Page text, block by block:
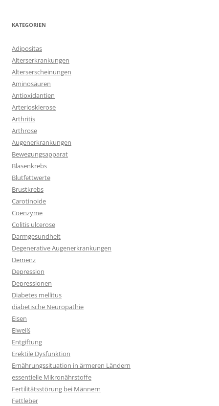
KATEGORIEN
Adipositas
Alterserkrankungen
Alterserscheinungen
Aminosäuren
Antioxidantien
Arteriosklerose
Arthritis
Arthrose
Augenerkrankungen
Bewegungsapparat
Blasenkrebs
Blutfettwerte
Brustkrebs
Carotinoide
Coenzyme
Colitis ulcerose
Darmgesundheit
Degenerative Augenerkrankungen
Demenz
Depression
Depressionen
Diabetes mellitus
diabetische Neuropathie
Eisen
Eiweiß
Entgiftung
Erektile Dysfunktion
Ernährungssituation in ärmeren Ländern
essentielle Mikronährstoffe
Fertilitätsstörung bei Männern
Fettleber